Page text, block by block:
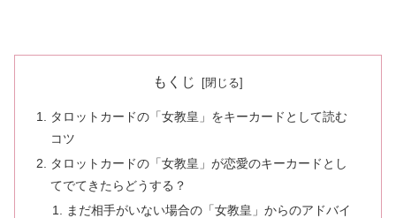
もくじ
タロットカードの「女教皇」をキーカードとして読む
コツ
タロットカードの「女教皇」が恋愛のキーカードとし
てでてきたらどうする？
まだ相手がいない場合の「女教皇」からのアドバイ